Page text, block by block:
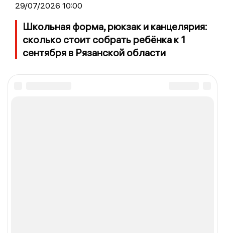
29/07/2026 10:00
Школьная форма, рюкзак и канцелярия:
сколько стоит собрать ребёнка к 1
сентября в Рязанской области